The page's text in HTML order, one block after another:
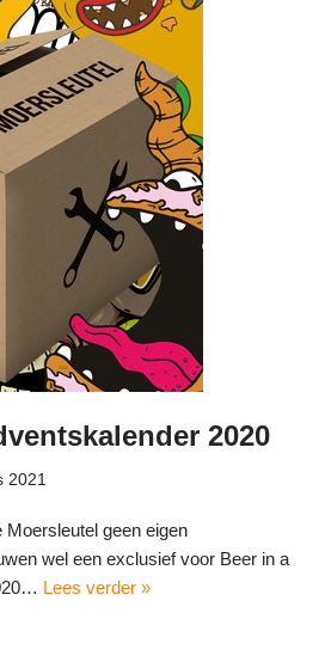
2020
2021
geen eigen
wel een exclusief voor Beer in a
Lees verder »